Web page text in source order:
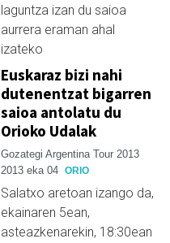
laguntza izan du saioa
aurrera eraman ahal
izateko
Euskaraz bizi nahi
dutenentzat bigarren
saioa antolatu du
Orioko Udalak
Gozategi Argentina Tour 2013
2013 eka 04 ORIO
Salatxo aretoan izango da,
ekainaren 5ean,
asteazkenarekin, 18:30ean